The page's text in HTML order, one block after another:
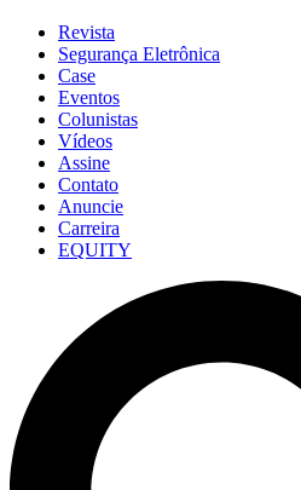
Revista
Segurança Eletrônica
Case
Eventos
Colunistas
Vídeos
Assine
Contato
Anuncie
Carreira
EQUITY